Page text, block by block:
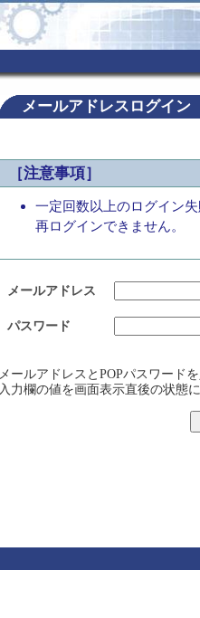
メールアドレスログイン
［注意事項］
一定回数以上のログイン
再ログインできません。
メールアドレス
パスワード
メールアドレスとPOPパスワード
入力欄の値を画面表示直後の状態